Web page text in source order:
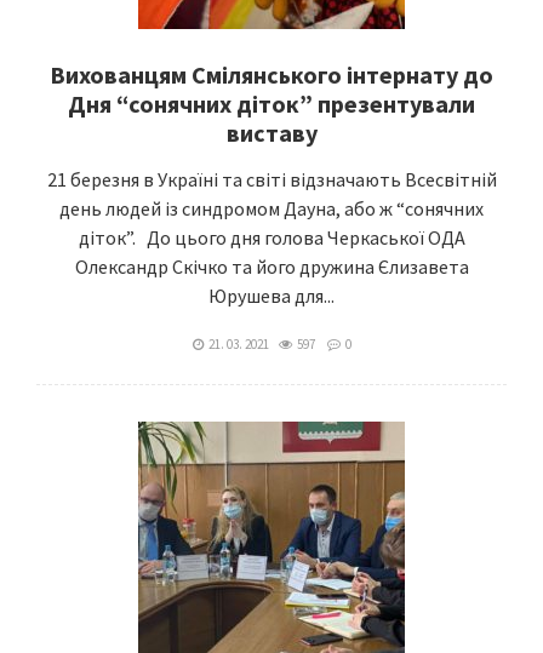
Вихованцям Смілянського інтернату до
Дня “сонячних діток” презентували
виставу
21 березня в Україні та світі відзначають Всесвітній
день людей із синдромом Дауна, або ж “сонячних
діток”. До цього дня голова Черкаської ОДА
Олександр Скічко та його дружина Єлизавета
Юрушева для...
21. 03. 2021 597 0